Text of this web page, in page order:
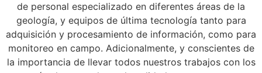
de personal especializado en diferentes áreas de la
geología, y equipos de última tecnología tanto para
adquisición y procesamiento de información, como para
monitoreo en campo. Adicionalmente, y conscientes de
la importancia de llevar todos nuestros trabajos con los